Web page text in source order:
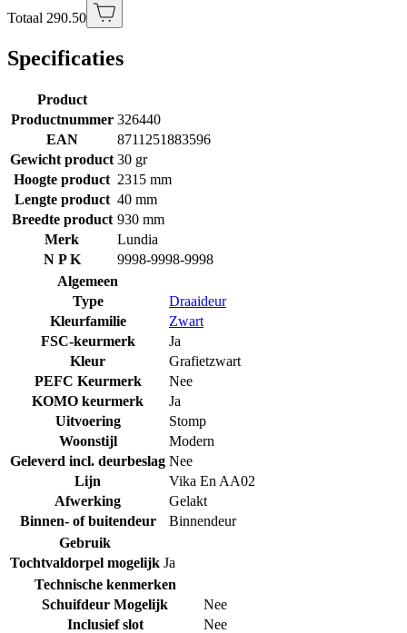
Totaal 290.50
Specificaties
Product
Productnummer 326440
EAN
8711251883596
Gewicht product 30 gr
Hoogte product 2315 mm
Lengte product 40 mm
Breedte product 930 mm
Merk
Lundia
N P K
9998-9998-9998
Algemeen
Type
Draaideur
Kleurfamilie
Zwart
FSC-keurmerk
Ja
Kleur
Grafietzwart
PEFC Keurmerk
Nee
KOMO keurmerk
Ja
Uitvoering
Stomp
Woonstijl
Modern
Geleverd incl. deurbeslag Nee
Lijn
Vika En AA02
Afwerking
Gelakt
Binnen- of buitendeur
Binnendeur
Gebruik
Tochtvaldorpel mogelijk Ja
Technische kenmerken
Schuifdeur Mogelijk
Nee
Inclusief slot
Nee